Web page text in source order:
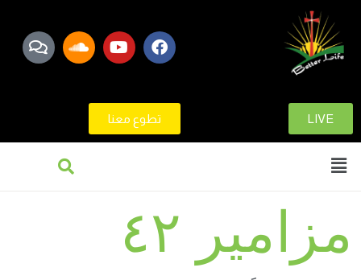
LIVE تطوع معنا
مزامير ٤٢